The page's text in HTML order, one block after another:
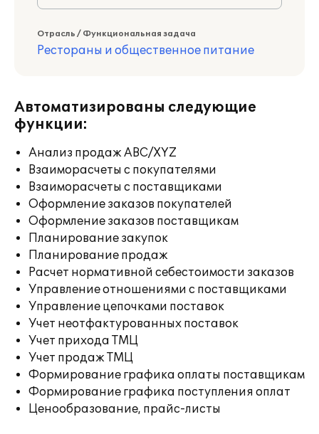
Отрасль / Функциональная задача
Рестораны и общественное питание
Автоматизированы следующие
функции:
Анализ продаж ABC/XYZ
Взаиморасчеты с покупателями
Взаиморасчеты с поставщиками
Оформление заказов покупателей
Оформление заказов поставщикам
Планирование закупок
Планирование продаж
Расчет нормативной себестоимости заказов
Управление отношениями с поставщиками
Управление цепочками поставок
Учет неотфактурованных поставок
Учет прихода ТМЦ
Учет продаж ТМЦ
Формирование графика оплаты поставщикам
Формирование графика поступления оплат
Ценообразование, прайс-листы